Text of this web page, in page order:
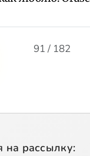
91 / 182
на рассылку: